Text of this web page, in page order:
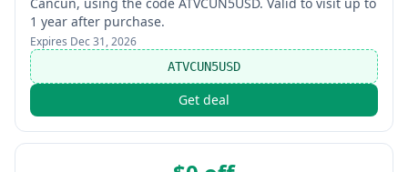
1 year after purchase.
Expires Dec 31, 2026
ATVCUN5USD
Get deal